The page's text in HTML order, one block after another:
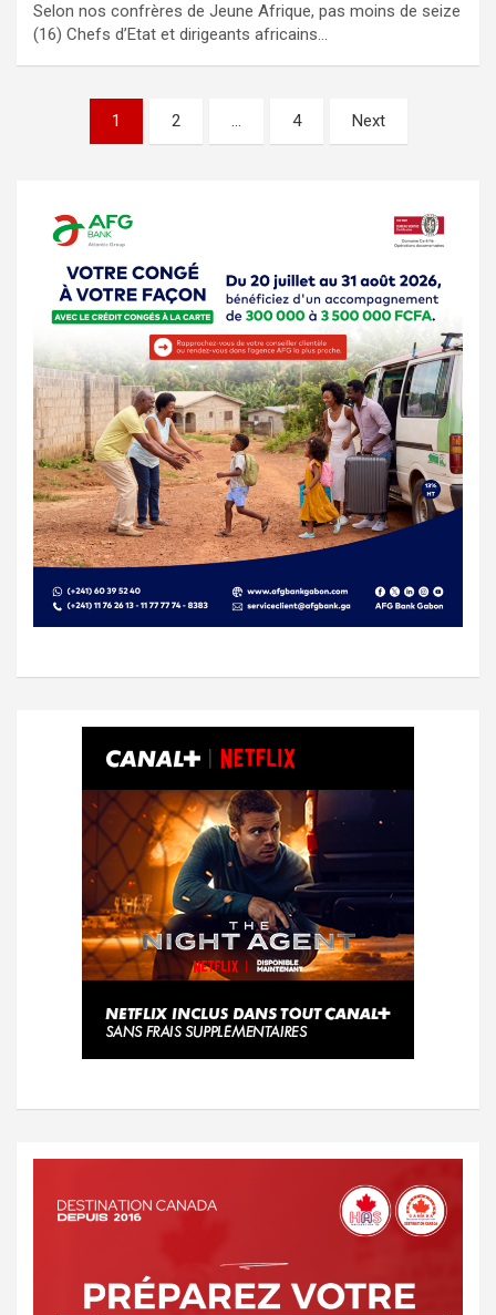
Selon nos confrères de Jeune Afrique, pas moins de seize
(16) Chefs d’Etat et dirigeants africains…
Pagination
1 2 … 4 Next